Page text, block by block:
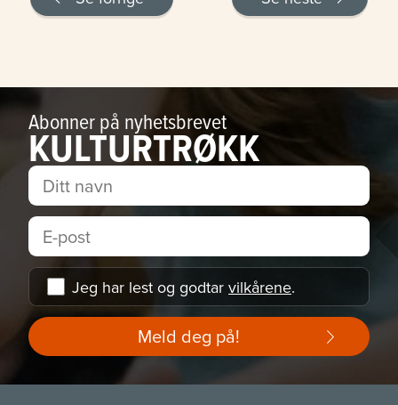
Abonner på nyhetsbrevet
KULTURTRØKK
Jeg har lest og godtar vilkårene.
Meld deg på!